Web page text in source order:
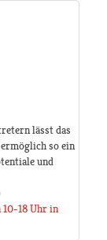
lässt das
so ein
und
18 Uhr in